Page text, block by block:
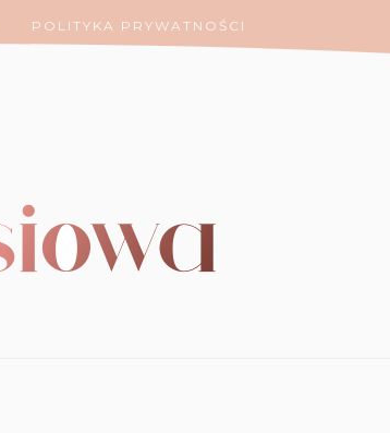
POLITYKA PRYWATNOŚCI